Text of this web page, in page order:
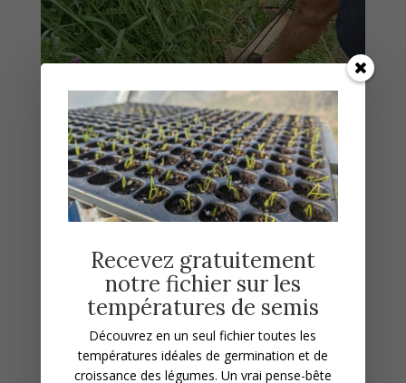
Du côté des récoltes
Récoltez les mâches avant qu’elles ne
filent très vite. Vous pouvez en oublier
volontairement quelques pieds et les laisser
monter à graines, pour obtenir des semis
spontanés à l’automne prochain.
Recevez gratuitement
notre fichier sur les
températures de semis
Découvrez en un seul fichier toutes les
températures idéales de germination et de
croissance des légumes. Un vrai pense-bête